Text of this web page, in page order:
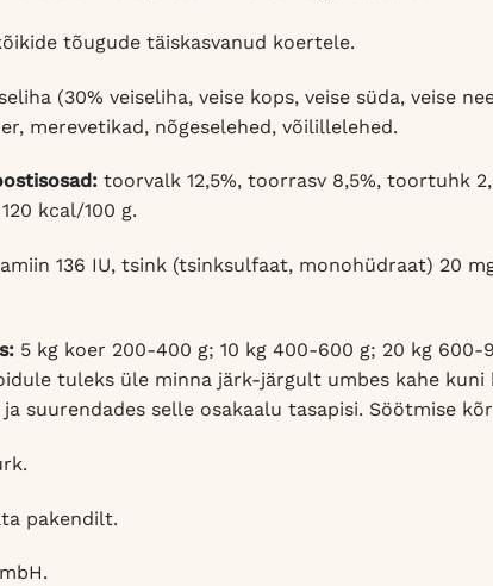
tõugude täiskasvanud koertele.
(30% veiseliha, veise kops, veise süda, veise
merevetikad, nõgeselehed, võilillelehed.
toorvalk 12,5%, toorrasv 8,5%, toortuhk
kcal/100 g.
136 IU, tsink (tsinksulfaat, monohüdraat) 20
5 kg koer 200-400 g; 10 kg 400-600 g; 20 kg 600-
tuleks üle minna järk-järgult umbes kahe
suurendades selle osakaalu tasapisi. Söötmise
pakendilt.